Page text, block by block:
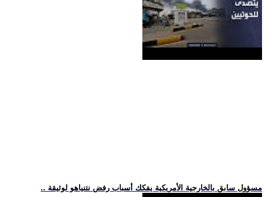
.. مسؤول سابق بالخارجية الأمريكية يفكك أسباب رفض نتنياهو لوثيقة